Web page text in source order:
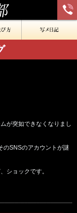
が突如できなくなりまし
のSNSのアカウントが謎
ショックです。